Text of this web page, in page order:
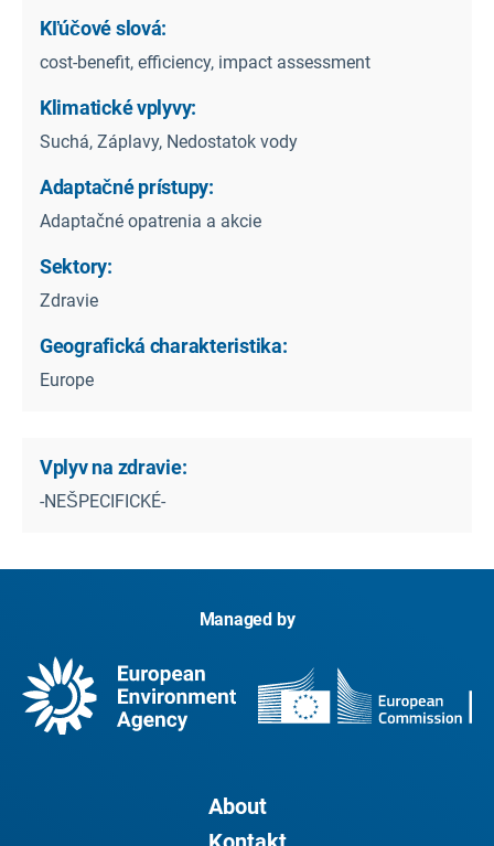
Kľúčové slová:
cost-benefit, efficiency, impact assessment
Klimatické vplyvy:
Suchá, Záplavy, Nedostatok vody
Adaptačné prístupy:
Adaptačné opatrenia a akcie
Sektory:
Zdravie
Geografická charakteristika:
Europe
Vplyv na zdravie:
-NEŠPECIFICKÉ-
Managed by
About